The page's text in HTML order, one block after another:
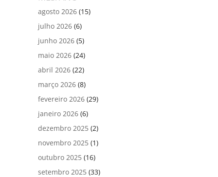
agosto 2026 (15)
julho 2026 (6)
junho 2026 (5)
maio 2026 (24)
abril 2026 (22)
março 2026 (8)
fevereiro 2026 (29)
janeiro 2026 (6)
dezembro 2025 (2)
novembro 2025 (1)
outubro 2025 (16)
setembro 2025 (33)